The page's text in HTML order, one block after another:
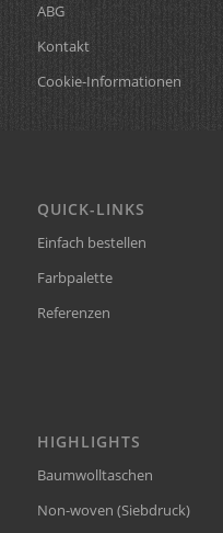
ABG
Kontakt
Cookie-Informationen
QUICK-LINKS
Einfach bestellen
Farbpalette
Referenzen
HIGHLIGHTS
Baumwolltaschen
Non-woven (Siebdruck)